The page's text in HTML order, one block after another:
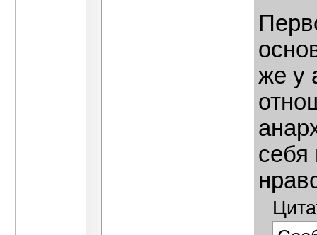
же у
себя